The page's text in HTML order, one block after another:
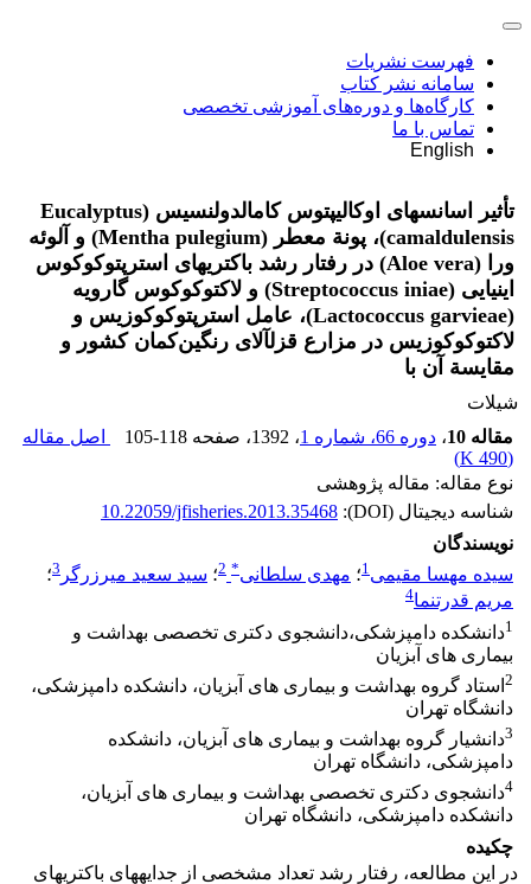
فهرست نشریات
سامانه نشر کتاب
کارگاه‌ها و دوره‌های آموزشی تخصصی
تماس با ما
English
تأثیر اسانس‏های اوکالیپتوس کامالدولنسیس (Eucalyptus
camaldulensis)، پونة معطر (Mentha pulegium) و آلوئه
ورا (Aloe vera) در رفتار رشد باکتری‏های استرپتوکوکوس
اینیایی (Streptococcus iniae) و لاکتوکوکوس گارویه
(Lactococcus garvieae)، عامل استرپتوکوکوزیس و
لاکتوکوکوزیس در مزارع قزل‏آلای رنگین‌کمان کشور و
مقایسة آن با
شیلات
مقاله 10
، دوره 66، شماره 1 ، 1392 ، صفحه 105-118
اصل مقاله
(
490 K
)
نوع مقاله: مقاله پژوهشی
شناسه دیجیتال (DOI):
10.22059/jfisheries.2013.35468
نویسندگان
سیده مهسا مقیمی1؛ مهدی سلطانی*
2؛ سید سعید میرزرگر 3؛
مریم قدرتنما4
1دانشکده دامپزشکی،دانشجوی دکتری تخصصی بهداشت و
بیماری های آبزیان
2 استاد گروه بهداشت و بیماری های آبزیان، دانشکده دامپزشکی،
دانشگاه تهران
3دانشیار گروه بهداشت و بیماری های آبزیان، دانشکده
دامپزشکی، دانشگاه تهران
4دانشجوی دکتری تخصصی بهداشت و بیماری های آبزیان،
دانشکده دامپزشکی، دانشگاه تهران
چکیده
در این مطالعه، رفتار رشد تعداد مشخصی از جدایه‏های باکتری‏های